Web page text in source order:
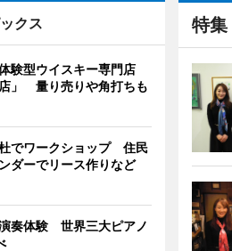
特集
クス
験型ウイスキー専門店
店」 量り売りや角打ちも
でワークショップ 住民
ダーでリース作りなど
奏体験 世界三大ピアノ